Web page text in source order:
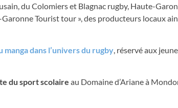
du Colomiers et Blagnac rugby, Haute-
Tourist tour », des producteurs locaux
dans l’univers du rugby, réservé aux
du sport scolaire au Domaine d’Ariane à